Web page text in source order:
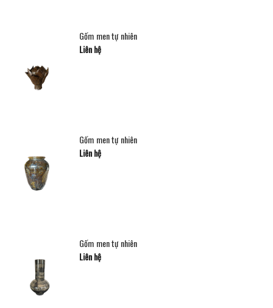
Gốm men tự nhiên
Liên hệ
Gốm men tự nhiên
Liên hệ
Gốm men tự nhiên
Liên hệ